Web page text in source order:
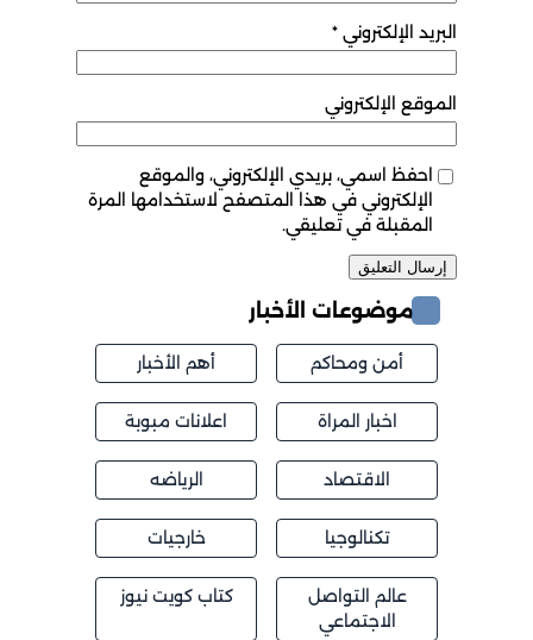
البريد الإلكتروني *
الموقع الإلكتروني
احفظ اسمي، بريدي الإلكتروني، والموقع
الإلكتروني في هذا المتصفح لاستخدامها المرة
المقبلة في تعليقي.
موضوعات الأخبار
أمن ومحاكم أهم الأخبار
اخبار المراة اعلانات مبوبة
الاقتصاد الرياضه
تكنالوجيا خارجيات
عالم التواصل
الاجتماعي
كتاب كويت نيوز